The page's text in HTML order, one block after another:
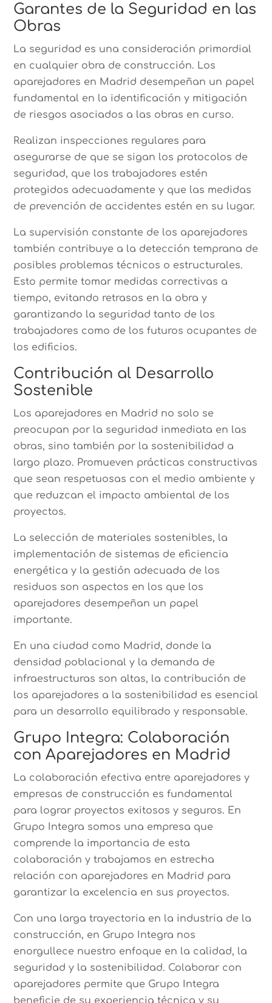
Garantes de la Seguridad en las
Obras
La seguridad es una consideración primordial
en cualquier obra de construcción. Los
aparejadores en Madrid desempeñan un papel
fundamental en la identificación y mitigación
de riesgos asociados a las obras en curso.
Realizan inspecciones regulares para
asegurarse de que se sigan los protocolos de
seguridad, que los trabajadores estén
protegidos adecuadamente y que las medidas
de prevención de accidentes estén en su lugar.
La supervisión constante de los aparejadores
también contribuye a la detección temprana de
posibles problemas técnicos o estructurales.
Esto permite tomar medidas correctivas a
tiempo, evitando retrasos en la obra y
garantizando la seguridad tanto de los
trabajadores como de los futuros ocupantes de
los edificios.
Contribución al Desarrollo
Sostenible
Los aparejadores en Madrid no solo se
preocupan por la seguridad inmediata en las
obras, sino también por la sostenibilidad a
largo plazo. Promueven prácticas constructivas
que sean respetuosas con el medio ambiente y
que reduzcan el impacto ambiental de los
proyectos.
La selección de materiales sostenibles, la
implementación de sistemas de eficiencia
energética y la gestión adecuada de los
residuos son aspectos en los que los
aparejadores desempeñan un papel
importante.
En una ciudad como Madrid, donde la
densidad poblacional y la demanda de
infraestructuras son altas, la contribución de
los aparejadores a la sostenibilidad es esencial
para un desarrollo equilibrado y responsable.
Grupo Integra: Colaboración
con Aparejadores en Madrid
La colaboración efectiva entre aparejadores y
empresas de construcción es fundamental
para lograr proyectos exitosos y seguros. En
Grupo Integra somos una empresa que
comprende la importancia de esta
colaboración y trabajamos en estrecha
relación con aparejadores en Madrid para
garantizar la excelencia en sus proyectos.
Con una larga trayectoria en la industria de la
construcción, en Grupo Integra nos
enorgullece nuestro enfoque en la calidad, la
seguridad y la sostenibilidad. Colaborar con
aparejadores permite que Grupo Integra
beneficie de su experiencia técnica y su